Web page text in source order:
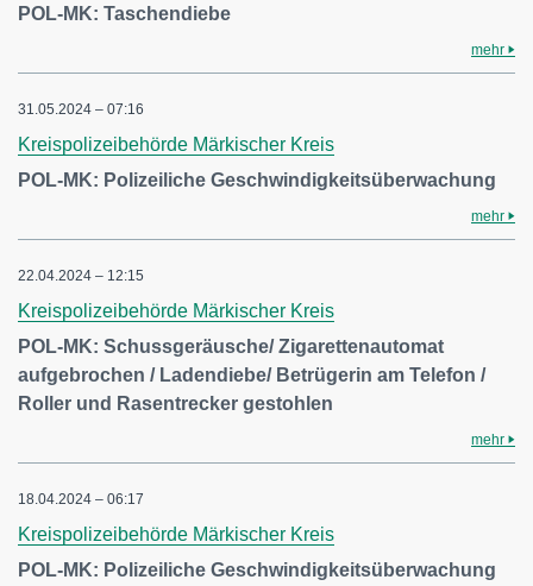
POL-MK: Taschendiebe
mehr
31.05.2024 – 07:16
Kreispolizeibehörde Märkischer Kreis
POL-MK: Polizeiliche Geschwindigkeitsüberwachung
mehr
22.04.2024 – 12:15
Kreispolizeibehörde Märkischer Kreis
POL-MK: Schussgeräusche/ Zigarettenautomat
aufgebrochen / Ladendiebe/ Betrügerin am Telefon /
Roller und Rasentrecker gestohlen
mehr
18.04.2024 – 06:17
Kreispolizeibehörde Märkischer Kreis
POL-MK: Polizeiliche Geschwindigkeitsüberwachung